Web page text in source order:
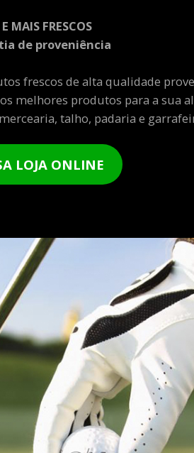
MAIS FRESCOS
de proveniência
frescos de alta qualidade
melhores produtos para a sua
talho, padaria e
LOJA ONLINE